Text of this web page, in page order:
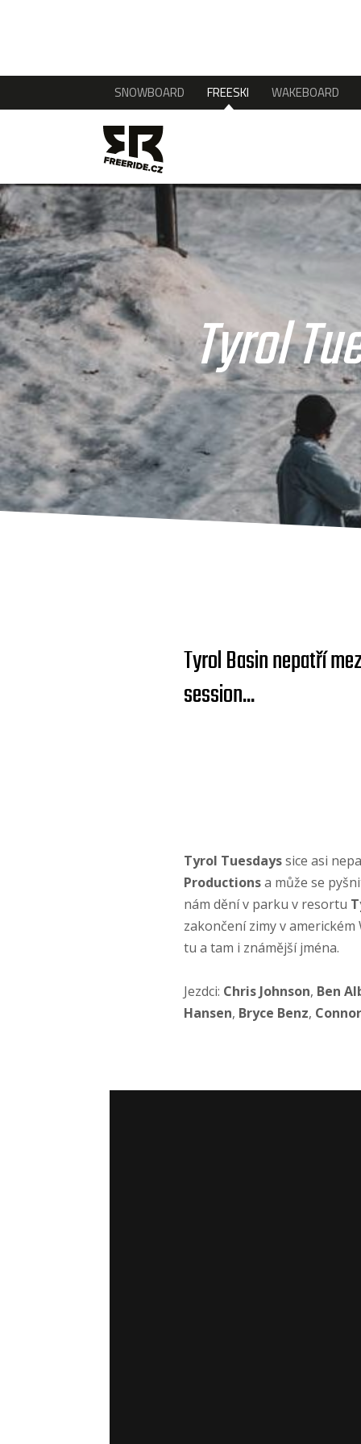
SNOWBOARD FREESKI WAKEBOARD
Tyrol
Tyrol Basin nepatří
session...
Tyrol Tuesdayssice asi
Productionsa může se
nám dění v parku v resortu
zakončení zimy v
tu a tam i známější jména.
Jezdci: Chris Johnson, Ben
Hansen, Bryce Benz,